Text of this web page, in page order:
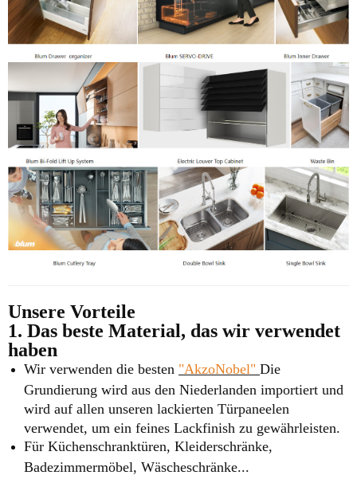
Unsere Vorteile
1. Das beste Material, das wir verwendet
haben
Wir verwenden die besten "AkzoNobel" Die
Grundierung wird aus den Niederlanden importiert und
wird auf allen unseren lackierten Türpaneelen
verwendet, um ein feines Lackfinish zu gewährleisten.
Für Küchenschranktüren, Kleiderschränke,
Badezimmermöbel, Wäscheschränke...